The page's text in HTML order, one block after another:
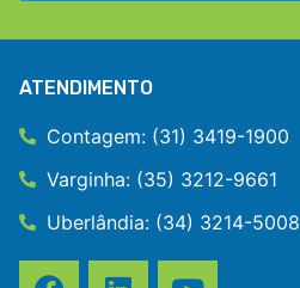
ATENDIMENTO
Contagem: (31) 3419-1900
Varginha: (35) 3212-9661
Uberlândia: (34) 3214-5008